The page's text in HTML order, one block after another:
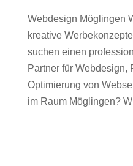
Webdesign Möglingen
kreative
suchen einen
Partner für Webdesign,
Optimierung von
im Raum Möglingen?